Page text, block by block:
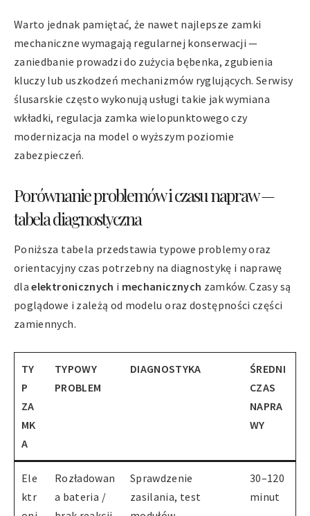
Warto jednak pamiętać, że nawet najlepsze zamki
mechaniczne wymagają regularnej konserwacji —
zaniedbanie prowadzi do zużycia bębenka, zgubienia
kluczy lub uszkodzeń mechanizmów ryglujących. Serwisy
ślusarskie często wykonują usługi takie jak wymiana
wkładki, regulacja zamka wielopunktowego czy
modernizacja na model o wyższym poziomie
zabezpieczeń.
Porównanie problemów i czasu napraw —
tabela diagnostyczna
Poniższa tabela przedstawia typowe problemy oraz
orientacyjny czas potrzebny na diagnostykę i naprawę
dlaelektronicznych i mechanicznych zamków. Czasy są
poglądowe i zależą od modelu oraz dostępności części
zamiennych.
TY
P
ZA
MK
A
TYPOWY
PROBLEM
DIAGNOSTYKA
ŚREDNI
CZAS
NAPRA
WY
Ele
ktr
Rozładowan
a bateria /
Sprawdzenie
zasilania, test
30–120
minut